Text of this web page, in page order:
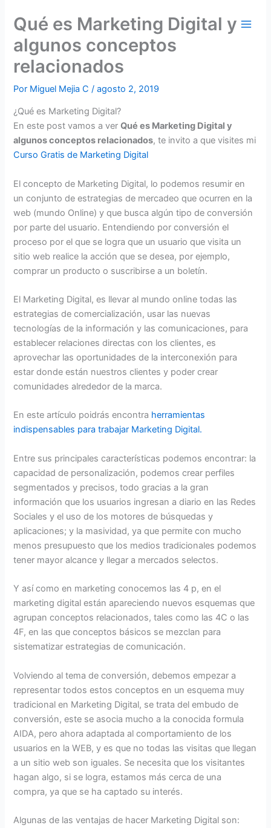
contenido
Qué es Marketing Digital y
algunos conceptos
relacionados
Por Miguel Mejia C/agosto 2, 2019
¿Qué es Marketing Digital?
En este post vamos a verQué es Marketing Digital y
algunos conceptos relacionados, te invito a que visites mi
Curso Gratis de Marketing Digital
El concepto de Marketing Digital, lo podemos resumir en
un conjunto de estrategias de mercadeo que ocurren en la
web (mundo Online) y que busca algún tipo de conversión
por parte del usuario. Entendiendo por conversión el
proceso por el que se logra que un usuario que visita un
sitio web realice la acción que se desea, por ejemplo,
comprar un producto o suscribirse a un boletín.
El Marketing Digital, es llevar al mundo online todas las
estrategias de comercialización, usar las nuevas
tecnologías de la información y las comunicaciones, para
establecer relaciones directas con los clientes, es
aprovechar las oportunidades de la interconexión para
estar donde están nuestros clientes y poder crear
comunidades alrededor de la marca.
En este artículo poidrás encontra herramientas
indispensables para trabajar Marketing Digital.
Entre sus principales características podemos encontrar: la
capacidad de personalización, podemos crear perfiles
segmentados y precisos, todo gracias a la gran
información que los usuarios ingresan a diario en las Redes
Sociales y el uso de los motores de búsquedas y
aplicaciones; y la masividad, ya que permite con mucho
menos presupuesto que los medios tradicionales podemos
tener mayor alcance y llegar a mercados selectos.
Y así como en marketing conocemos las 4 p, en el
marketing digital están apareciendo nuevos esquemas que
agrupan conceptos relacionados, tales como las 4C o las
4F, en las que conceptos básicos se mezclan para
sistematizar estrategias de comunicación.
Volviendo al tema de conversión, debemos empezar a
representar todos estos conceptos en un esquema muy
tradicional en Marketing Digital, se trata del embudo de
conversión, este se asocia mucho a la conocida formula
AIDA, pero ahora adaptada al comportamiento de los
usuarios en la WEB, y es que no todas las visitas que llegan
a un sitio web son iguales. Se necesita que los visitantes
hagan algo, si se logra, estamos más cerca de una
compra, ya que se ha captado su interés.
Algunas de las ventajas de hacer Marketing Digital son: